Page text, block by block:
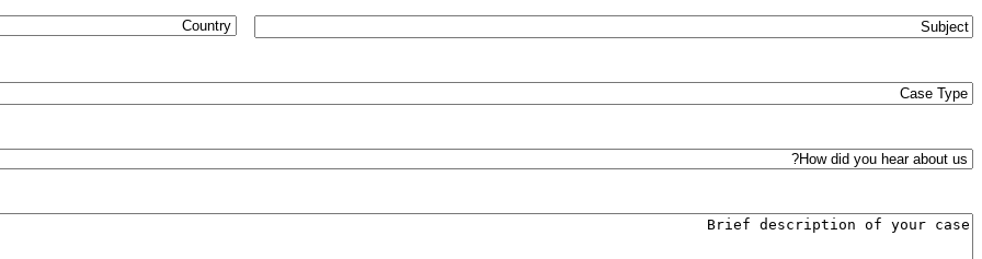
Subject
*
Country
Case
Type
*
How
hear
about
Brief